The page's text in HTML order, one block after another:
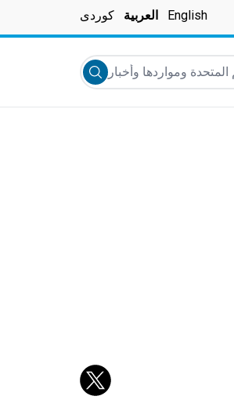
English العربية کوردی
ومواردها وأخبارها والمزيد...
Submit search